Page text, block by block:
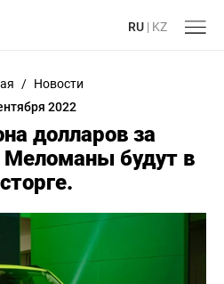
RU | KZ
/ Новости
2022
долларов за
Меломаны будут в